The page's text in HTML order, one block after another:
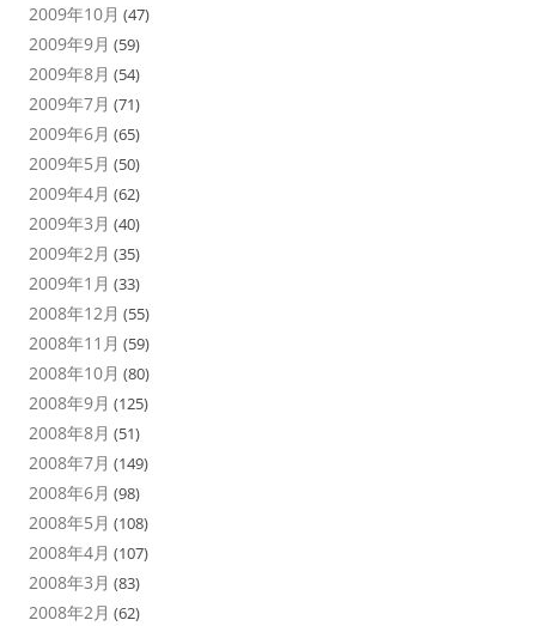
2009年10月 (47)
2009年9月 (59)
2009年8月 (54)
2009年7月 (71)
2009年6月 (65)
2009年5月 (50)
2009年4月 (62)
2009年3月 (40)
2009年2月 (35)
2009年1月 (33)
2008年12月 (55)
2008年11月 (59)
2008年10月 (80)
2008年9月 (125)
2008年8月 (51)
2008年7月 (149)
2008年6月 (98)
2008年5月 (108)
2008年4月 (107)
2008年3月 (83)
2008年2月 (62)